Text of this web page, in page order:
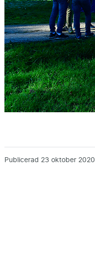
Publicerad 23 oktober 2020